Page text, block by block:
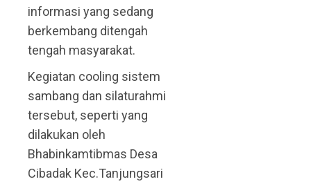
informasi yang sedang
berkembang ditengah
tengah masyarakat.
Kegiatan cooling sistem
sambang dan silaturahmi
tersebut, seperti yang
dilakukan oleh
Bhabinkamtibmas Desa
Cibadak Kec.Tanjungsari